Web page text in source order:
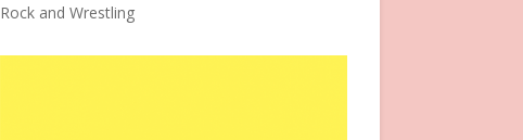
Rock and Wrestling